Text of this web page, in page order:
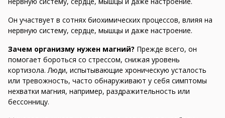
Он участвует в сотнях биохимических процессов, влияя на
нервную систему, сердце, мышцы и даже настроение.
Зачем организму нужен магний? Прежде всего, он
помогает бороться со стрессом, снижая уровень
кортизола. Люди, испытывающие хроническую усталость
или тревожность, часто обнаруживают у себя симптомы
нехватки магния, например, раздражительность или
бессонницу.